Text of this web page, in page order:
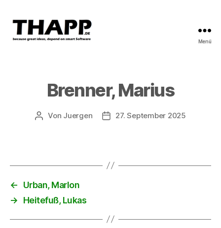
Menü
Brenner, Marius
Beitragsautor
Von Juergen Beitragsdatum
27. September 2025
←
Urban, Marlon
→
Heitefuß, Lukas